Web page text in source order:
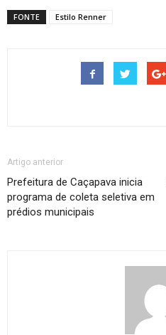
FONTE Estilo Renner
Artigo anterior
Prefeitura de Caçapava inicia
programa de coleta seletiva em
prédios municipais